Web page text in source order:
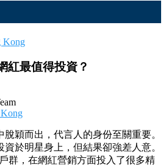
Kong
紅最值得投資？
穎而出，代言人的身份至關重要。
於明星身上，但結果卻強差人意。
群，在網紅營銷方面投入了很多精